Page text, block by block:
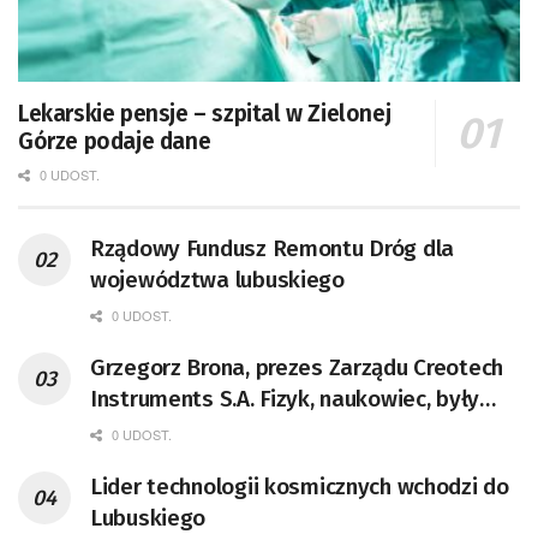
Lekarskie pensje – szpital w Zielonej
Górze podaje dane
0 UDOST.
Rządowy Fundusz Remontu Dróg dla
województwa lubuskiego
0 UDOST.
Grzegorz Brona, prezes Zarządu Creotech
Instruments S.A. Fizyk, naukowiec, były
pracownik CERN w Genewie,
doktor habilitowany nauk fizycznych,
koordynator Rady Sektorowej ds.
0 UDOST.
Lider technologii kosmicznych wchodzi do
Lubuskiego